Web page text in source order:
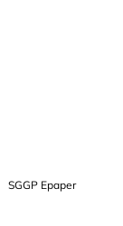
SGGP Epaper